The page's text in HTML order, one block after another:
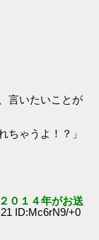
言いたいことが
ちゃうよ！？」
０１４年がお送
ID:Mc6rN9/+0